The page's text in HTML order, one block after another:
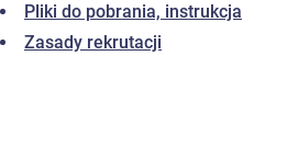
Pliki do pobrania, instrukcja
Zasady rekrutacji